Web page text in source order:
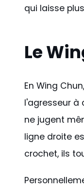
qui laisse
Le
En Wing
l'agresseur à
ne jugent
ligne droite
crochet, ils